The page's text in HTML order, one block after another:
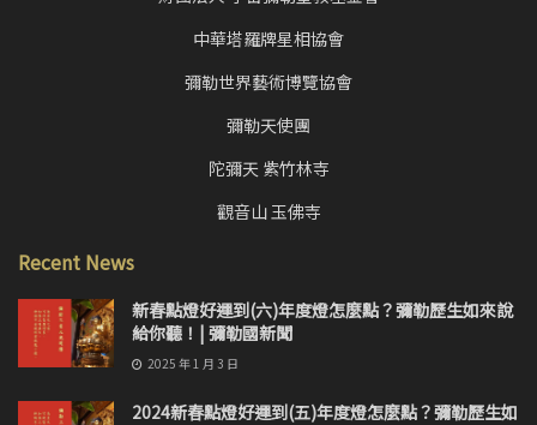
中華塔羅牌星相協會
彌勒世界藝術博覽協會
彌勒天使團
陀彌天 紫竹林寺
觀音山 玉佛寺
Recent News
新春點燈好運到(六)年度燈怎麼點？彌勒歷生如來說
給你聽！| 彌勒國新聞
2025 年 1 月 3 日
2024新春點燈好運到(五)年度燈怎麼點？彌勒歷生如